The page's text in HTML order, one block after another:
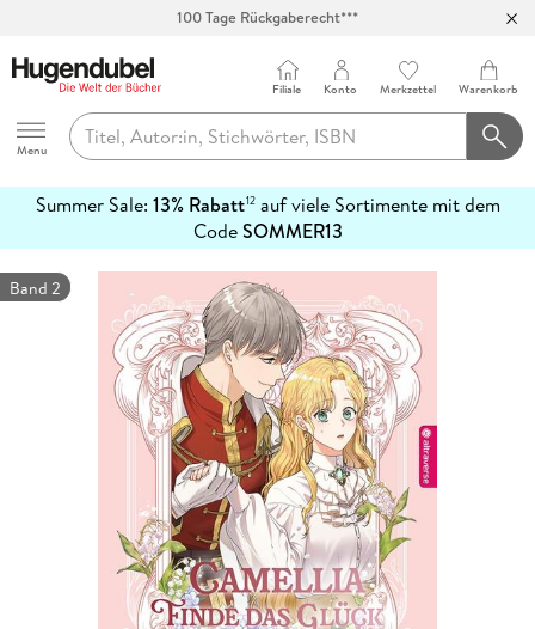
Abholung in über 100 Filialen
Hugendubel
Menu
Filiale Konto Merkzettel Warenkorb
Summer Sale: 13% Rabatt12auf viele Sortimente mit dem
CodeSOMMER13
erfahren
Band 2